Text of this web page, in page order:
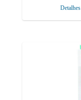
Detalhes